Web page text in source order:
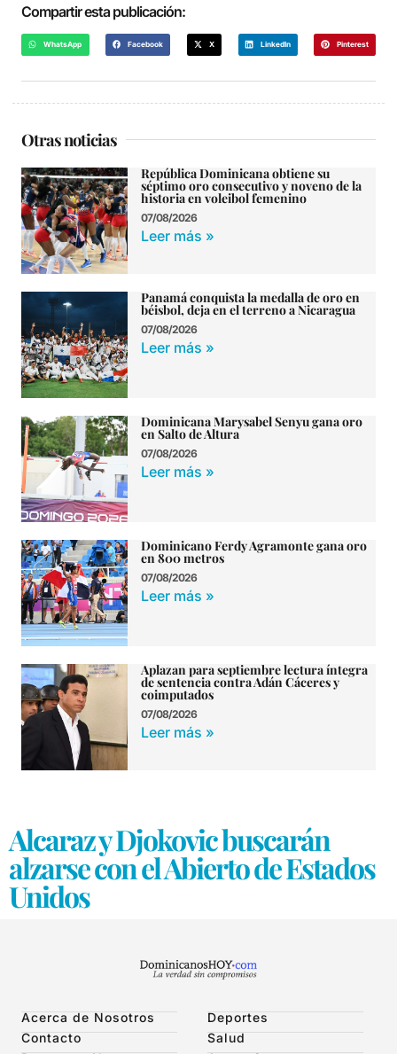
Compartir esta publicación:
WhatsApp Facebook X LinkedIn Pinterest
Otras noticias
República Dominicana obtiene su
séptimo oro consecutivo y noveno de la
historia en voleibol femenino
07/08/2026
Leer más »
Panamá conquista la medalla de oro en
béisbol, deja en el terreno a Nicaragua
07/08/2026
Leer más »
Dominicana Marysabel Senyu gana oro
en Salto de Altura
07/08/2026
Leer más »
Dominicano Ferdy Agramonte gana oro
en 800 metros
07/08/2026
Leer más »
Aplazan para septiembre lectura íntegra
de sentencia contra Adán Cáceres y
coimputados
07/08/2026
Leer más »
Alcaraz y Djokovic buscarán
alzarse con el Abierto de Estados
Unidos
Acerca de Nosotros
Contacto
Deportes
Salud